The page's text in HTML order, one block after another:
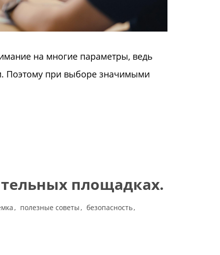
на многие параметры, ведь
Поэтому при выборе значимыми
площадках.
полезные советы безопасность